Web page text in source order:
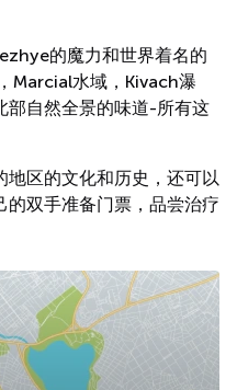
的魔力和世界着名的
Marcial水域，Kivach瀑
部自然全景的味道-所有这
区的文化和历史，还可以
的双手准备门票，品尝治疗